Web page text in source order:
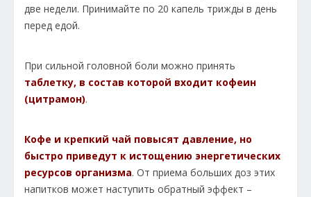
две недели. Принимайте по 20 капель трижды в день
перед едой.
При сильной головной боли можно принять
таблетку, в состав которой входит кофеин
(цитрамон).
Кофе и крепкий чай повысят давление, но
быстро приведут к истощению энергетических
ресурсов организма. От приема больших доз этих
напитков может наступить обратный эффект –